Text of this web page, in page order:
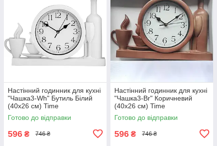
Настінний годинник для кухні
"Чашка3-Wh" Бутиль Білий
(40х26 см) Time
Готово до відправки
596 ₴ 746 ₴
Настінний годинник для кухні
"Чашка3-Br" Коричневий
(40х26 см) Time
Готово до відправки
596 ₴ 746 ₴